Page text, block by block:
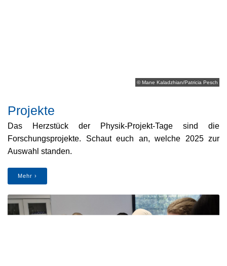
© Mane Kaladzhian/Patricia Pesch
Projekte
Das Herzstück der Physik-Projekt-Tage sind die
Forschungsprojekte. Schaut euch an, welche 2025 zur
Auswahl standen.
Mehr ›